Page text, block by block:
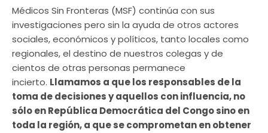
Médicos Sin Fronteras (MSF) continúa con sus
investigaciones pero sin la ayuda de otros actores
sociales, económicos y políticos, tanto locales como
regionales, el destino de nuestros colegas y de
cientos de otras personas permanece
incierto. Llamamos a que los responsables de la
toma de decisiones y aquellos con influencia, no
sólo en República Democrática del Congo sino en
toda la región, a que se comprometan en obtener